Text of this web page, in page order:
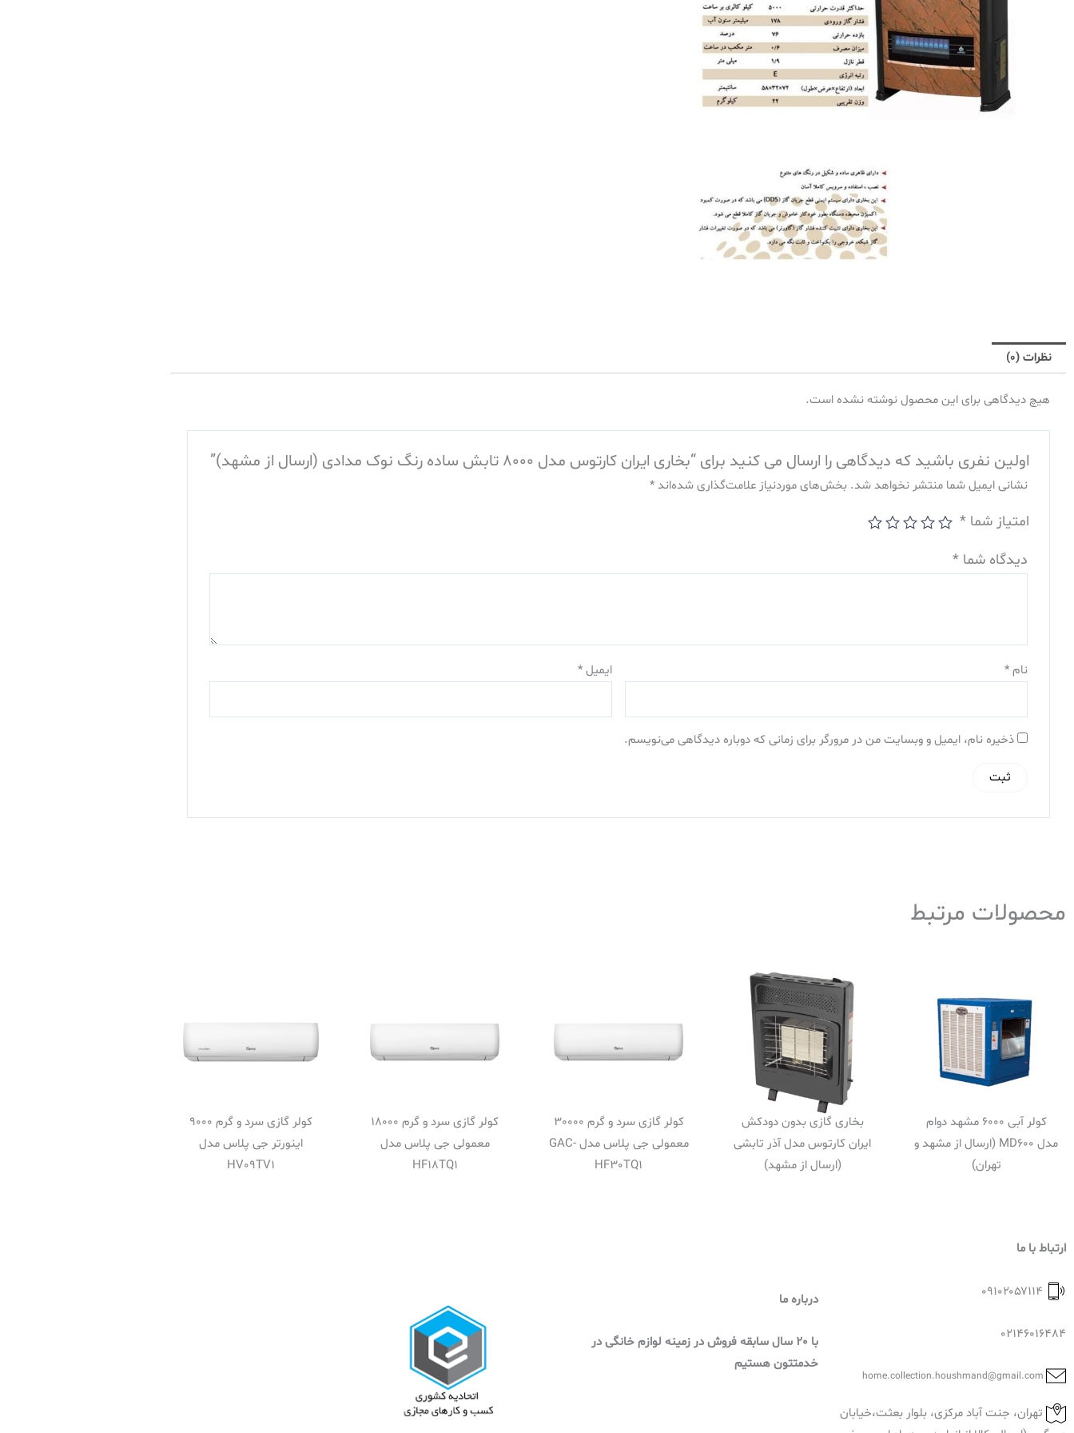
نظرات (0)
هیچ دیدگاهی برای این محصول نوشته نشده است.
اولین نفری باشید که دیدگاهی را ارسال می کنید برای “بخاری ایران کارتوس مدل 8000 تابش ساده رنگ نوک مدادی (ارسال از مشهد)”
نشانی ایمیل شما منتشر نخواهد شد. بخش‌های موردنیاز علامت‌گذاری شده‌اند*
امتیاز شما*
دیدگاه شما*
نام* ایمیل*
ذخیره نام، ایمیل و وبسایت من در مرورگر برای زمانی که دوباره دیدگاهی می‌نویسم.
محصولات مرتبط
کولر آبی 6000 مشهد دوام
مدل MD600 (ارسال از مشهد و
تهران)
بخاری گازی بدون دودکش
ایران کارتوس مدل آذر تابشی
(ارسال از مشهد)
کولر گازی سرد و گرم 30000
معمولی جی پلاس مدل GAC-
HF30TQ1
کولر گازی سرد و گرم 18000
معمولی جی پلاس مدل
HF18TQ1
کولر گازی سرد و گرم 9000
اینورتر جی پلاس مدل
HV09TV1
ارتباط با ما
02146016484
تهران، جنت آباد مرکزی، بلوار بعثت،خیابان
درباره ما
با 20 سال سابقه فروش در زمینه لوازم خانگی در
خدمتتون هستیم